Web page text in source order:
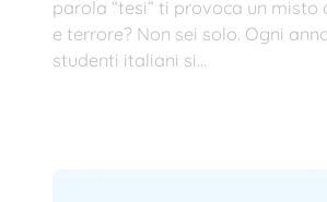
parola “tesi” ti provoca un misto
e terrore? Non sei solo. Ogni
studenti italiani si…